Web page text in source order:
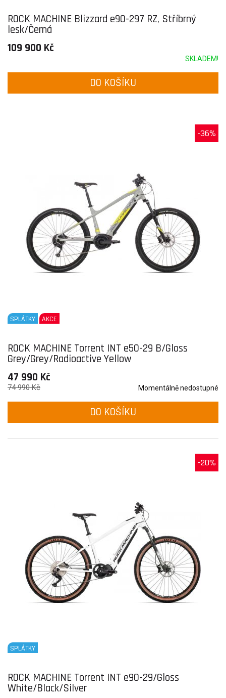
ROCK MACHINE Blizzard e90-297 RZ, Stříbrný
lesk/Černá
109 900 Kč
SKLADEM!
DO KOŠÍKU
-36%
SPLÁTKY AKCE
ROCK MACHINE Torrent INT e50-29 B/Gloss
Grey/Grey/Radioactive Yellow
47 990 Kč
Momentálně nedostupné
74 990 Kč
DO KOŠÍKU
-20%
SPLÁTKY
ROCK MACHINE Torrent INT e90-29/Gloss
White/Black/Silver